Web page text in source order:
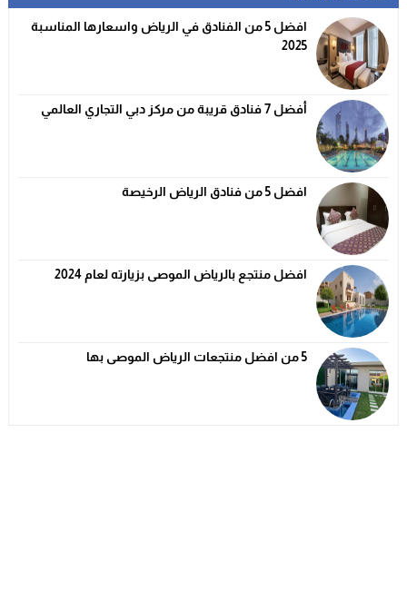
افضل 5 من الفنادق في الرياض واسعارها المناسبة
2025
أفضل 7 فنادق قريبة من مركز دبي التجاري العالمي
افضل 5 من فنادق الرياض الرخيصة
افضل منتجع بالرياض الموصى بزيارته لعام 2024
5 من افضل منتجعات الرياض الموصى بها